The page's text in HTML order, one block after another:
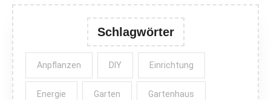
Schlagwörter
Anpflanzen DIY Einrichtung
Energie Garten Gartenhaus